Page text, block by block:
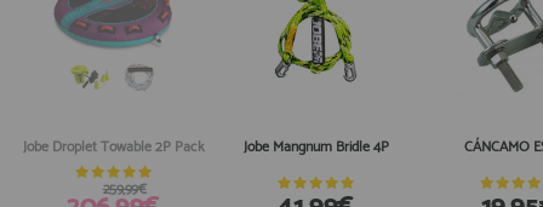
Jobe Droplet Towable 2P Pack
259,99€
Jobe Mangnum Bridle 4P CÁNCAMO